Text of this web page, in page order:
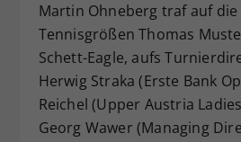
Martin Ohneberg traf auf
Tennisgrößen Thomas
Schett-Eagle, aufs
Herwig Straka (Erste Bank
Reichel (Upper Austria
Georg Wawer (Managing